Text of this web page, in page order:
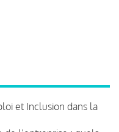
et Inclusion dans la